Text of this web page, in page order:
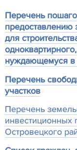
Перечень
предоставлению
для
нуждающемуся
Перечень
участков
Перечень
инвестиционных
Островецкого